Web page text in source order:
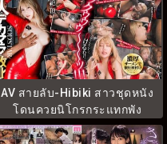
AV สายลับ-Hibiki สาวชุดหนัง
โดนควยนิโกรกระแทกพัง
START-454